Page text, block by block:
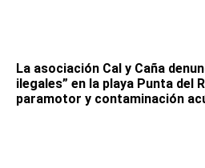
La asociación Cal y Caña
ilegales” en la playa Punta del
paramotor y contaminación